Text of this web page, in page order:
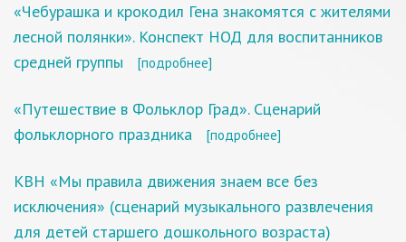
«Чебурашка и крокодил Гена знакомятся с жителями
лесной полянки». Конспект НОД для воспитанников
средней группы
[подробнее]
«Путешествие в Фольклор Град». Сценарий
фольклорного праздника
[подробнее]
КВН «Мы правила движения знаем все без
исключения» (сценарий музыкального развлечения
для детей старшего дошкольного возраста)